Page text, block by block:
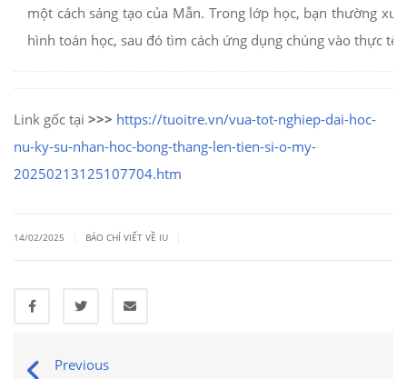
một cách sáng tạo của Mẫn. Trong lớp học, bạn thường
hình toán học, sau đó tìm cách ứng dụng chúng vào thực
Link gốc tại >>> https://tuoitre.vn/vua-tot-nghiep-dai-hoc-
nu-ky-su-nhan-hoc-bong-thang-len-tien-si-o-my-
20250213125107704.htm
14/02/2025 BÁO CHÍ VIẾT VỀ IU
Previous